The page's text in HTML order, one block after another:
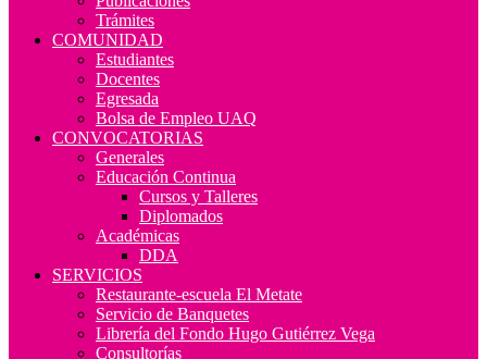
Trámites
COMUNIDAD
Estudiantes
Docentes
Egresada
Bolsa de Empleo UAQ
CONVOCATORIAS
Generales
Educación Continua
Cursos y Talleres
Diplomados
Académicas
DDA
SERVICIOS
Restaurante-escuela El Metate
Servicio de Banquetes
Librería del Fondo Hugo Gutiérrez Vega
Consultorías